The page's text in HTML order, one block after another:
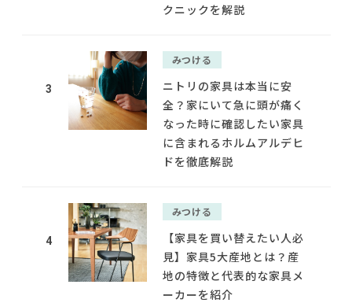
クニックを解説
3
みつける
ニトリの家具は本当に安
全？家にいて急に頭が痛く
なった時に確認したい家具
に含まれるホルムアルデヒ
ドを徹底解説
4
みつける
【家具を買い替えたい人必
見】家具5大産地とは？産
地の特徴と代表的な家具メ
ーカーを紹介